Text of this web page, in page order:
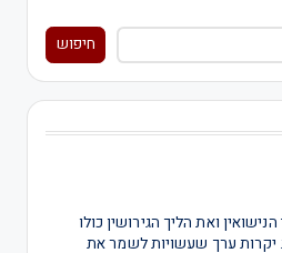
חיפוש
ואת הליך הגירושין כולו
יקרות ערך שעשויות לשמר את